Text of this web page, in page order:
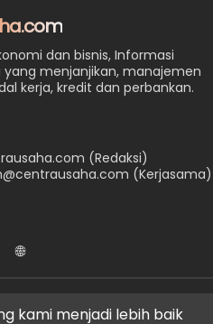
dan bisnis, Informasi
yang menjanjikan, manajemen
kerja, kredit dan perbankan.
(Redaksi)
(Kerjasama)
kami menjadi lebih baik